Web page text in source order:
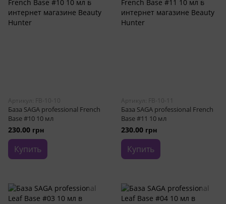
Артикул: FB-10-10
База SAGA professional French
Base #10 10 мл
230.00 грн
Купить
Артикул: FB-10-11
База SAGA professional French
Base #11 10 мл
230.00 грн
Купить